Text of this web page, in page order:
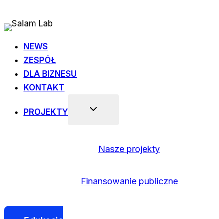
do
NEWS
ZESPÓŁ
DLA BIZNESU
KONTAKT
PROJEKTY
Nasze projekty
Finansowanie publiczne